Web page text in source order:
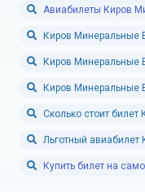
Авиабилеты Киров
Киров Минеральные
Киров Минеральные
Киров Минеральные
Сколько стоит
Льготный
Купить билет на